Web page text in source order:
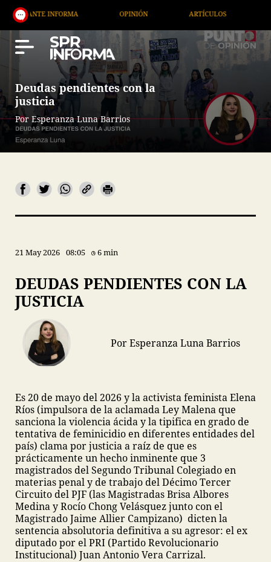
OPINIÓN ARTÍCULOS ARTE /
Deudas pendientes con la
justicia
Por Esperanza Luna Barrios
21 May 2026 08:05 6 min
DEUDAS PENDIENTES CON LA
JUSTICIA
Por Esperanza Luna Barrios
Es 20 de mayo del 2026 y la activista feminista Elena
Ríos (impulsora de la aclamada Ley Malena que
sanciona la violencia ácida y la tipifica en grado de
tentativa de feminicidio en diferentes entidades del
país) clama por justicia a raíz de que es
prácticamente un hecho inminente que 3
magistrados del Segundo Tribunal Colegiado en
materias penal y de trabajo del Décimo Tercer
Circuito del PJF (las Magistradas Brisa Albores
Medina y Rocío Chong Velásquez junto con el
Magistrado Jaime Allier Campizano) dicten la
sentencia absolutoria definitiva a su agresor: el ex
diputado por el PRI (Partido Revolucionario
Institucional) Juan Antonio Vera Carrizal.